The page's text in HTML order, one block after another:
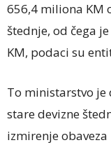
656,4 miliona KM
štednje, od čega
KM, podaci su
To ministarstvo je
stare devizne
izmirenje